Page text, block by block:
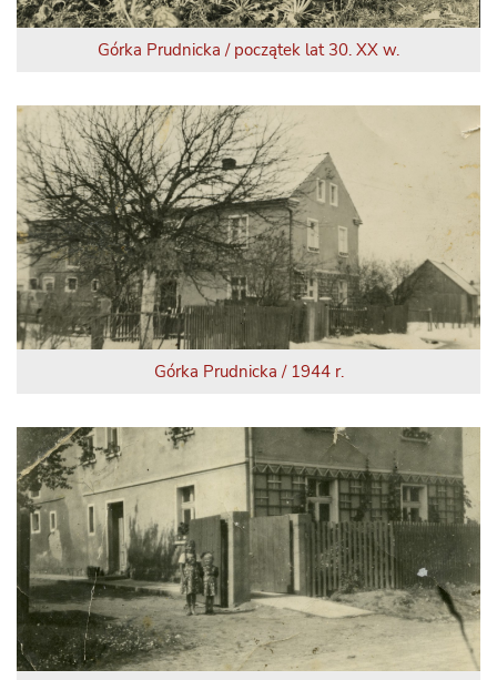
Górka Prudnicka / początek lat 30. XX w.
Górka Prudnicka / 1944 r.